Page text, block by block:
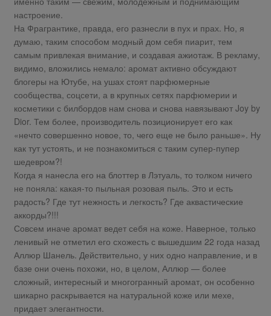
настроение.
На Фрагрантике, правда, его разнесли в пух и прах. Но, я
думаю, таким способом модный дом себя пиарит, тем
самым привлекая внимание, и создавая ажиотаж. В рекламу,
видимо, вложились немало: аромат активно обсуждают
блогеры на Ютубе, на ушах стоят парфюмерные
сообщества, соцсети, а в крупных сетях парфюмерии и
косметики с билбордов нам снова и снова навязывают Joy by
Dior. Тем более, производитель позиционирует его как
«нечто совершенно новое, то, чего еще не было раньше». Ну
как тут устоять, и не познакомиться с таким супер-пупер
шедевром?!
Когда я нанесла его на блоттер в Лэтуаль, то толком ничего
не поняла: какая-то пыльная розовая пыль. Это и есть
радость? Где тут нежность и легкость? Где аквастические
аккорды?!!!
Совсем иначе аромат ведет себя на коже. Наверное, только
ленивый не отметил его схожесть с вышедшим 22 года назад
Аллюр Шанель. Действительно, у них одно направление, и в
базе они очень похожи, но, в целом, Аллюр — более
сложный, интересный и многогранный аромат, он особенно
шикарно раскрывается на натуральной коже или мехе,
придает элегантности.